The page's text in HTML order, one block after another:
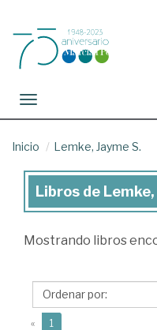
Toggle navigation
Inicio Lemke, Jayme S.
Libros
Lemke,
Libros de Lemke,
Mostrando libros
« 1